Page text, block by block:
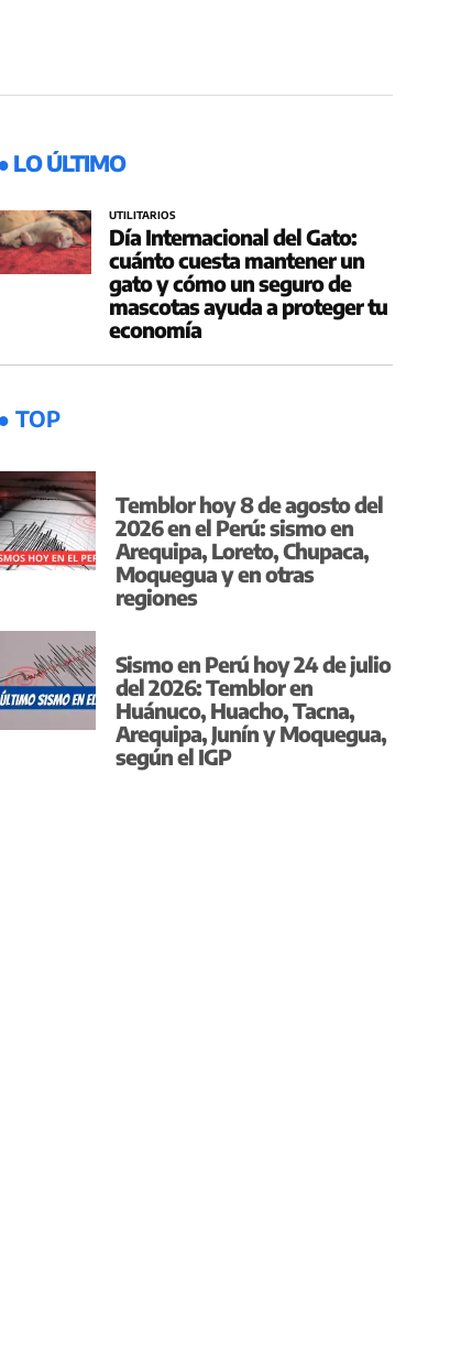
LO ÚLTIMO
UTILITARIOS
Día Internacional del Gato:
cuánto cuesta mantener un
gato y cómo un seguro de
mascotas ayuda a proteger tu
economía
TOP
Temblor hoy 8 de agosto del
2026 en el Perú: sismo en
Arequipa, Loreto, Chupaca,
Moquegua y en otras
regiones
Sismo en Perú hoy 24 de julio
del 2026: Temblor en
Huánuco, Huacho, Tacna,
Arequipa, Junín y Moquegua,
según el IGP